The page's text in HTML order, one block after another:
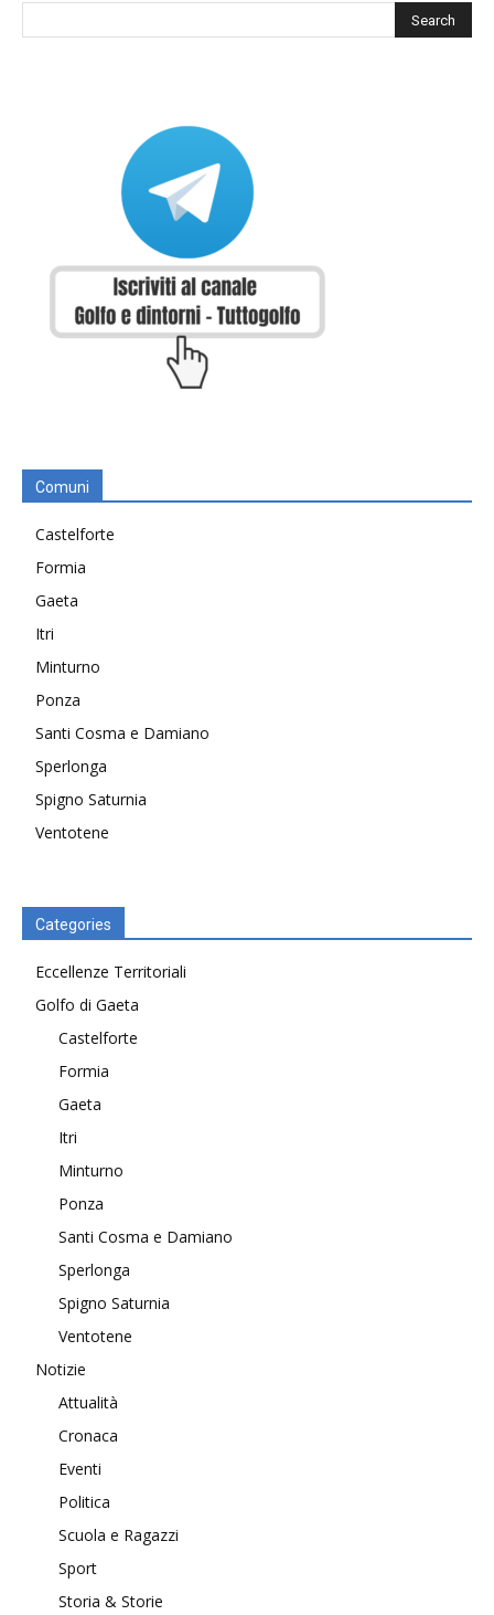
Comuni
Castelforte
Formia
Gaeta
Itri
Minturno
Ponza
Santi Cosma e Damiano
Sperlonga
Spigno Saturnia
Ventotene
Categories
Eccellenze Territoriali
Golfo di Gaeta
Castelforte
Formia
Gaeta
Itri
Minturno
Ponza
Santi Cosma e Damiano
Sperlonga
Spigno Saturnia
Ventotene
Notizie
Attualità
Cronaca
Eventi
Politica
Scuola e Ragazzi
Sport
Storia & Storie